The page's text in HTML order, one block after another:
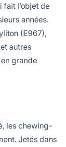
fait l’objet de
années.
(E967),
autres
grande
les chewing-
Jetés dans